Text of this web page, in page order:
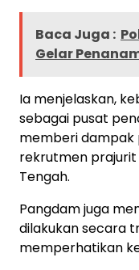
Baca Juga :
Gelar
Ia menjelaskan,
sebagai pusat
memberi dampak
rekrutmen
Tengah.
Pangdam juga
dilakukan secara
memperhatikan